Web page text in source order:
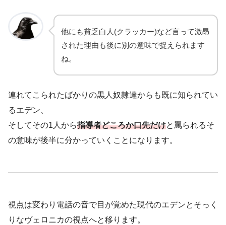
他にも貧乏白人(クラッカー)など言って激昂
された理由も後に別の意味で捉えられます
ね。
連れてこられたばかりの黒人奴隷達からも既に知られてい
るエデン、
そしてその1人から指導者どころか口先だけと罵られるそ
の意味が後半に分かっていくことになります。
視点は変わり電話の音で目が覚めた現代のエデンとそっく
りなヴェロニカの視点へと移ります。